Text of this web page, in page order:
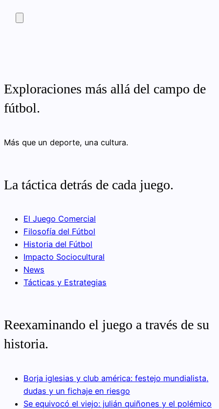
Exploraciones más allá del campo de
fútbol.
Más que un deporte, una cultura.
La táctica detrás de cada juego.
El Juego Comercial
Filosofía del Fútbol
Historia del Fútbol
Impacto Sociocultural
News
Tácticas y Estrategias
Reexaminando el juego a través de su
historia.
Borja iglesias y club américa: festejo mundialista,
dudas y un fichaje en riesgo
Se equivocó el viejo: julián quiñones y el polémico